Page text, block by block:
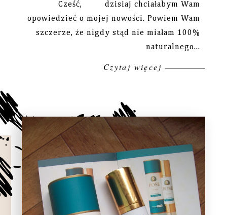
Cześć, dzisiaj chciałabym Wam
opowiedzieć o mojej nowości. Powiem Wam
szczerze, że nigdy stąd nie miałam 100%
naturalnego...
Czytaj więcej